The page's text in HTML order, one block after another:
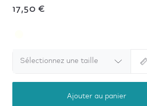
17,50 €
Sélectionnez une taille
Ajouter au panier